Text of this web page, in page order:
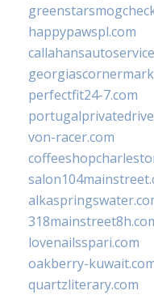
happypawspl.com
perfectfit24-7.com
von-racer.com
lovenailsspari.com
oakberry-
quartzliterary.com